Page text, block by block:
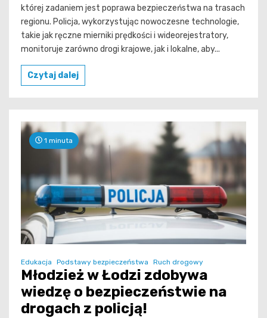
której zadaniem jest poprawa bezpieczeństwa na trasach
regionu. Policja, wykorzystując nowoczesne technologie,
takie jak ręczne mierniki prędkości i wideorejestratory,
monitoruje zarówno drogi krajowe, jak i lokalne, aby...
Czytaj dalej
1 minuta
Edukacja Podstawy bezpieczeństwa Ruch drogowy
Młodzież w Łodzi zdobywa
wiedzę o bezpieczeństwie na
drogach z policją!